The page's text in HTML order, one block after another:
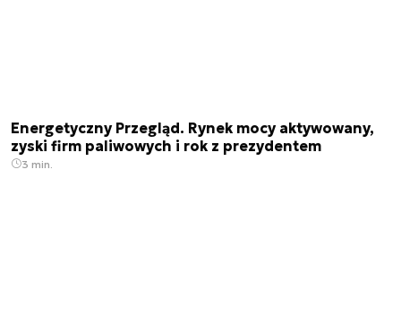
Energetyczny Przegląd. Rynek mocy aktywowany,
zyski firm paliwowych i rok z prezydentem
3 min.